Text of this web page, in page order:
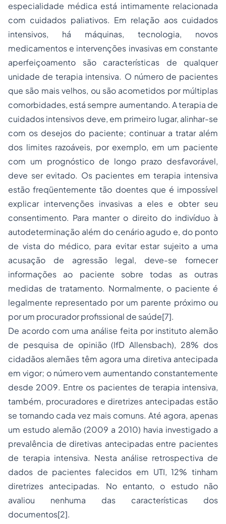
especialidade médica está intimamente relacionada
com cuidados paliativos. Em relação aos cuidados
intensivos, há máquinas, tecnologia, novos
medicamentos e intervenções invasivas em constante
aperfeiçoamento são características de qualquer
unidade de terapia intensiva. O número de pacientes
que são mais velhos, ou são acometidos por múltiplas
comorbidades, está sempre aumentando. A terapia de
cuidados intensivos deve, em primeiro lugar, alinhar-se
com os desejos do paciente; continuar a tratar além
dos limites razoáveis, por exemplo, em um paciente
com um prognóstico de longo prazo desfavorável,
deve ser evitado. Os pacientes em terapia intensiva
estão freqüentemente tão doentes que é impossível
explicar intervenções invasivas a eles e obter seu
consentimento. Para manter o direito do indivíduo à
autodeterminação além do cenário agudo e, do ponto
de vista do médico, para evitar estar sujeito a uma
acusação de agressão legal, deve-se fornecer
informações ao paciente sobre todas as outras
medidas de tratamento. Normalmente, o paciente é
legalmente representado por um parente próximo ou
por um procurador profissional de saúde[7].
De acordo com uma análise feita por instituto alemão
de pesquisa de opinião (IfD Allensbach), 28% dos
cidadãos alemães têm agora uma diretiva antecipada
em vigor; o número vem aumentando constantemente
desde 2009. Entre os pacientes de terapia intensiva,
também, procuradores e diretrizes antecipadas estão
se tornando cada vez mais comuns. Até agora, apenas
um estudo alemão (2009 a 2010) havia investigado a
prevalência de diretivas antecipadas entre pacientes
de terapia intensiva. Nesta análise retrospectiva de
dados de pacientes falecidos em UTI, 12% tinham
diretrizes antecipadas. No entanto, o estudo não
avaliou nenhuma das características dos
documentos[2].